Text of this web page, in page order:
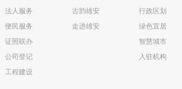
法人服务
便民服务
证照联办
公司登记
工程建设
古韵雄安
走进雄安
行政区划
绿色宜居
智慧城市
入驻机构